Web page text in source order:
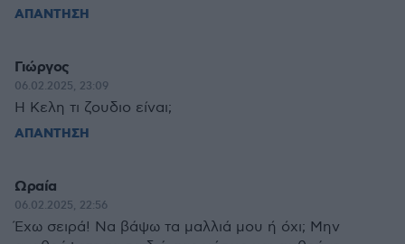
ΑΠΑΝΤΗΣΗ
Γιώργος
06.02.2025, 23:09
Η Κελη τι ζουδιο είναι;
ΑΠΑΝΤΗΣΗ
Ωραία
06.02.2025, 22:56
Έχω σειρά! Να βάψω τα μαλλιά μου ή όχι; Μην